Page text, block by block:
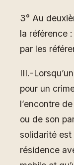
3° Au
la référence
par les
III.-
pour un
l’encontre
ou de son
solidarité est
résidence